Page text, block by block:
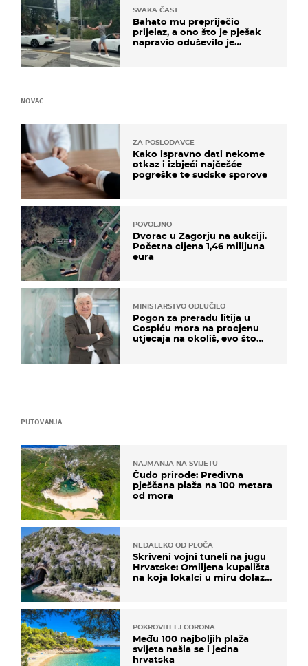
SVAKA ČAST
Bahato mu prepriječio
prijelaz, a ono što je pješak
napravio oduševilo je
PUTOVANJA
NAJMANJA NA SVIJETU
Čudo prirode: Predivna
pješčana plaža na 100 metara
od mora
NEDALEKO OD PLOČA
Skriveni vojni tuneli na jugu
Hrvatske: Omiljena kupališta
na koja lokalci u miru dolaze
POKROVITELJ CORONA
Među 100 najboljih plaža
svijeta našla se i jedna
hrvatska
NOVAC
ZA POSLODAVCE
Kako ispravno dati nekome
otkaz i izbjeći najčešće
pogreške te sudske sporove
POVOLJNO
Dvorac u Zagorju na aukciji.
Početna cijena 1,46 milijuna
eura
MINISTARSTVO ODLUČILO
Pogon za preradu litija u
Gospiću mora na procjenu
utjecaja na okoliš, evo što